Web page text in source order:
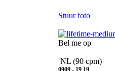
Stuur foto
Bel me op
NL (90 cpm)
0909 - 19 19